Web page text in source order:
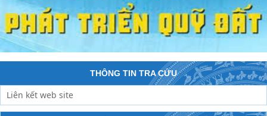
THÔNG TIN TRA CỨU